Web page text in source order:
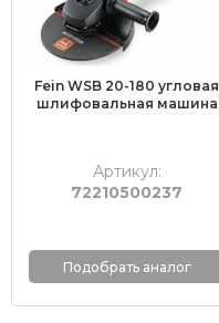
Fein WSB 20-180 угловая
шлифовальная машина
Артикул:
72210500237
Подобрать аналог